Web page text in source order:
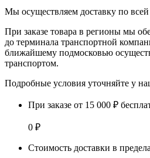
Мы осуществляем доставку по
При заказе товара в регионы мы
до терминала транспортной
ближайшему подмосковью
транспортом.
Подробные условия уточняйте у
При заказе от 15 000 ₽
0 ₽
Стоимость доставки в